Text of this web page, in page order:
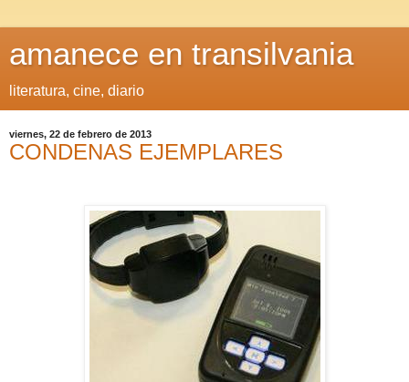
amanece en transilvania
literatura, cine, diario
viernes, 22 de febrero de 2013
CONDENAS EJEMPLARES